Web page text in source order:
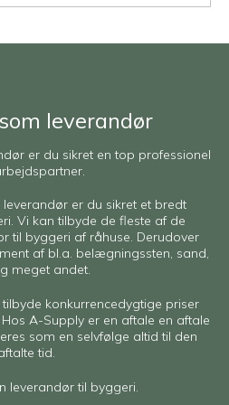
leverandør
er du sikret en top professionel
er du sikret et bredt
Vi kan tilbyde de fleste af de
til byggeri af råhuse. Derudover
af bl.a. belægningssten, sand,
meget andet.
konkurrencedygtige priser
A-Supply er en aftale en aftale
som en selvfølge altid til den
tid.
leverandør til byggeri.